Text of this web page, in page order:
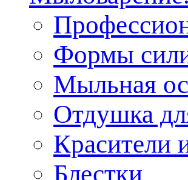
Формы
Мыльная
Отдушка
Красители
Блестки